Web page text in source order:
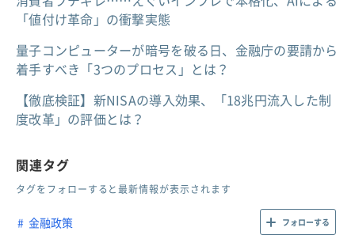
「値付け革命」の衝撃実態
量子コンピューターが暗号を破る日、金融庁の要請から
着手すべき「3つのプロセス」とは？
【徹底検証】新NISAの導入効果、「18兆円流入した制
度改革」の評価とは？
関連タグ
タグをフォローすると最新情報が表示されます
金融政策 フォローする